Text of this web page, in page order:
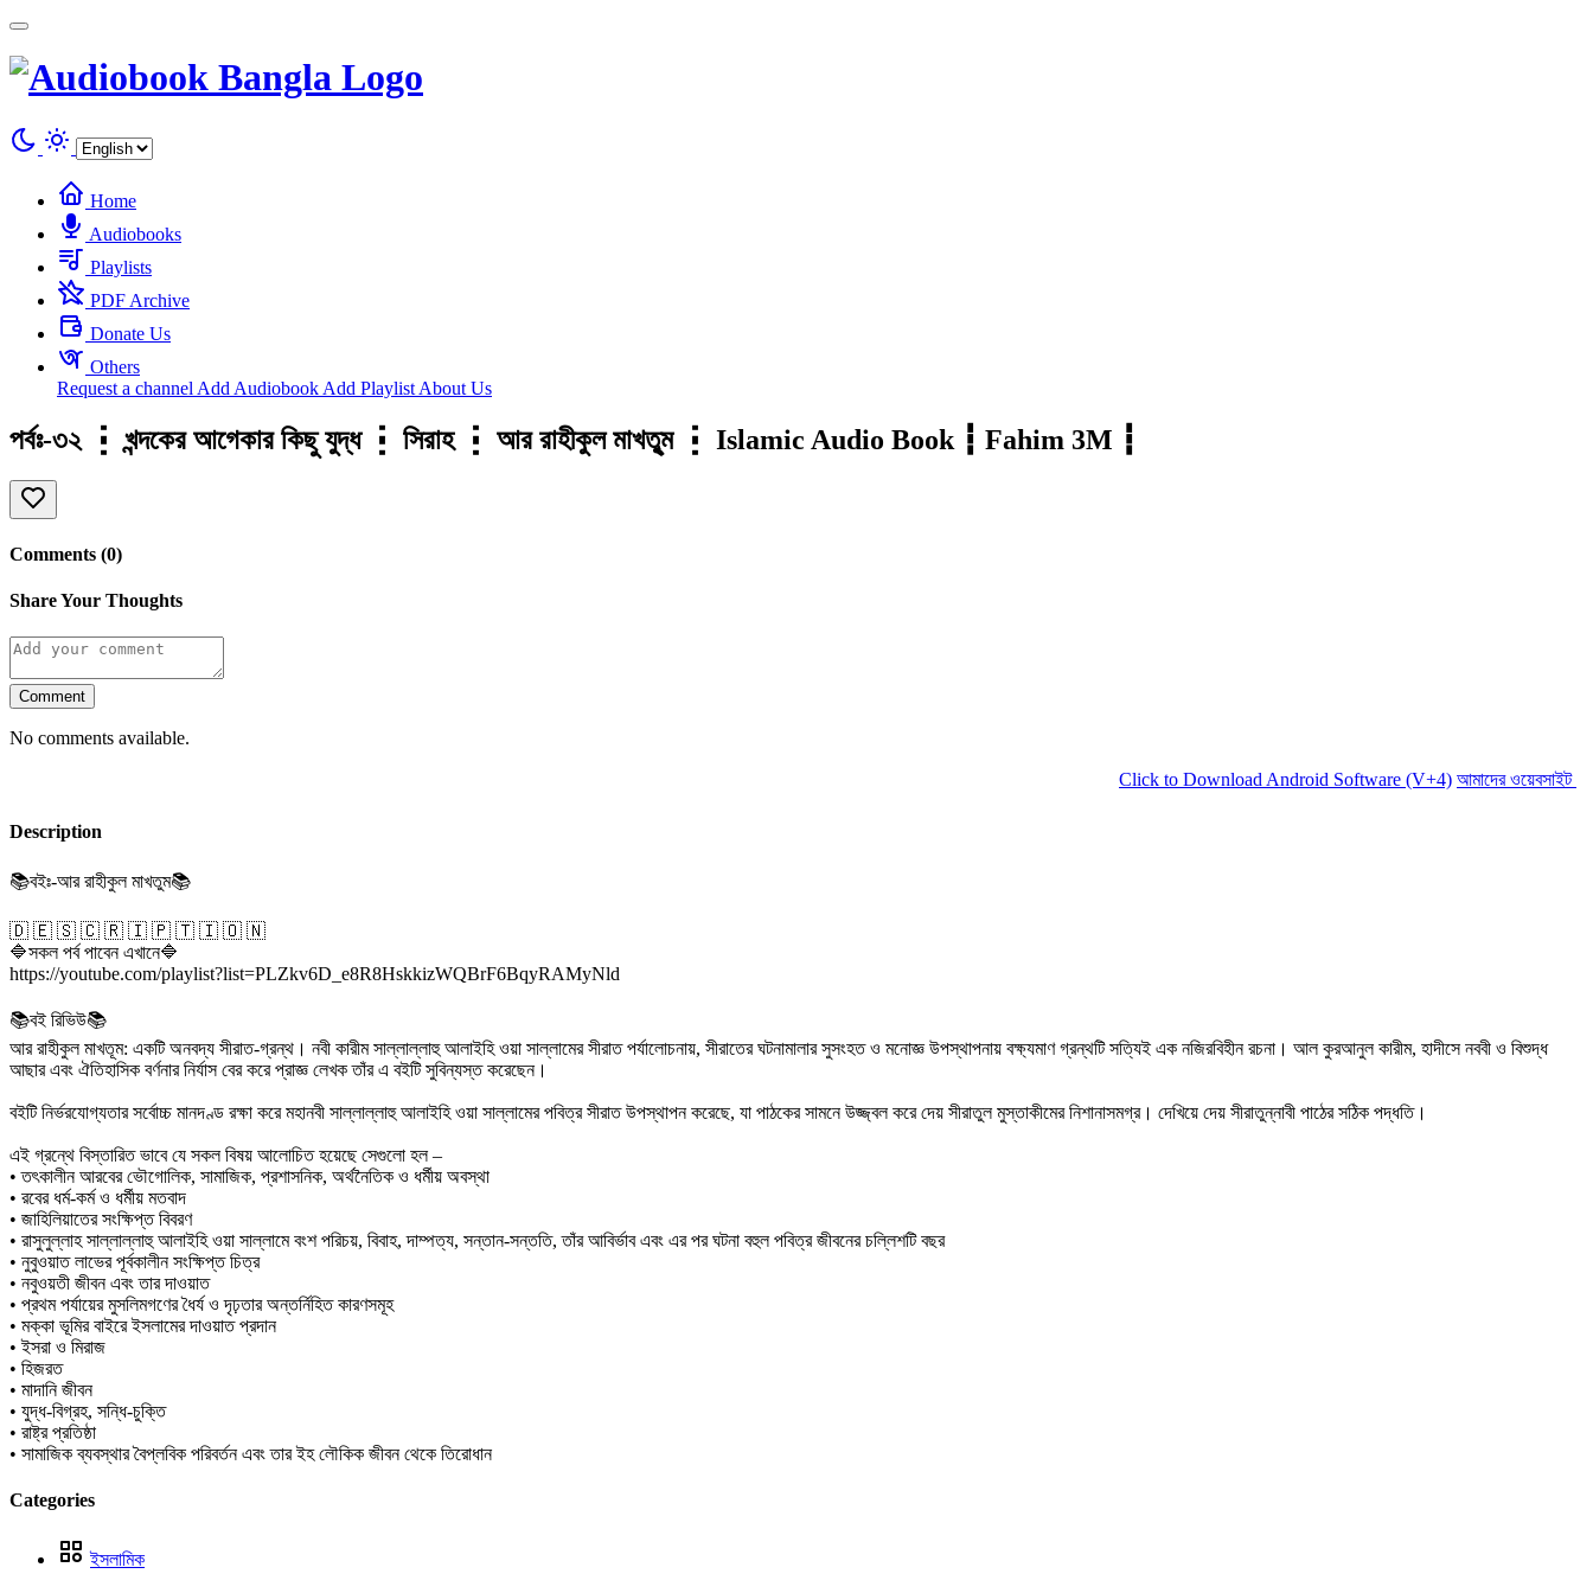
Home
Audiobooks
Playlists
PDF Archive
Donate Us
Others
Request a channel Add Audiobook Add Playlist About Us
পর্বঃ-৩২ ┇ খন্দকের আগেকার কিছু যুদ্ধ ┇ সিরাহ ┇ আর রাহীকুল মাখতুৃম ┇ Islamic Audio Book ┇ Fahim 3M ┇
Comments (0)
Share Your Thoughts
Comment
No comments available.
Click to Download Android Software (V+4) আমাদের ওয়েবসাইট সচল
Description
📚বইঃ-আর রাহীকুল মাখতুম📚
🇩 🇪 🇸 🇨 🇷 🇮 🇵 🇹 🇮 🇴 🇳
🔷সকল পর্ব পাবেন এখানে🔷
https://youtube.com/playlist?list=PLZkv6D_e8R8HskkizWQBrF6BqyRAMyNld
📚বই রিভিউ📚
আর রাহীকুল মাখতূম: একটি অনবদ্য সীরাত-গ্রন্থ। নবী কারীম সাল্লাল্লাহু আলাইহি ওয়া সাল্লামের সীরাত পর্যালোচনায়, সীরাতের ঘটনামালার সুসংহত ও মনোজ্ঞ উপস্থাপনায় বক্ষ্যমাণ গ্রন্থটি সত্যিই এক নজিরবিহীন রচনা। আল কুরআনুল কারীম, হাদীসে নববী ও বিশুদ্ধ
আছার এবং ঐতিহাসিক বর্ণনার নির্যাস বের করে প্রাজ্ঞ লেখক তাঁর এ বইটি সুবিন্যস্ত করেছেন।
বইটি নির্ভরযোগ্যতার সর্বোচ্চ মানদণ্ড রক্ষা করে মহানবী সাল্লাল্লাহু আলাইহি ওয়া সাল্লামের পবিত্র সীরাত উপস্থাপন করেছে, যা পাঠকের সামনে উজ্জ্বল করে দেয় সীরাতুল মুস্তাকীমের নিশানাসমগ্র। দেখিয়ে দেয় সীরাতুন্নাবী পাঠের সঠিক পদ্ধতি।
এই গ্রন্থে বিস্তারিত ভাবে যে সকল বিষয় আলোচিত হয়েছে সেগুলো হল –
• তৎকালীন আরবের ভৌগোলিক, সামাজিক, প্রশাসনিক, অর্থনৈতিক ও ধর্মীয় অবস্থা
• রবের ধর্ম-কর্ম ও ধর্মীয় মতবাদ
• জাহিলিয়াতের সংক্ষিপ্ত বিবরণ
• রাসুলুল্লাহ সাল্লাল্লাহু আলাইহি ওয়া সাল্লামে বংশ পরিচয়, বিবাহ, দাম্পত্য, সন্তান-সন্ততি, তাঁর আবির্ভাব এবং এর পর ঘটনা বহুল পবিত্র জীবনের চল্লিশটি বছর
• নুবুওয়াত লাভের পূর্বকালীন সংক্ষিপ্ত চিত্র
• নবুওয়তী জীবন এবং তার দাওয়াত
• প্রথম পর্যায়ের মুসলিমগণের ধৈর্য ও দৃঢ়তার অন্তর্নিহিত কারণসমূহ
• মক্কা ভূমির বাইরে ইসলামের দাওয়াত প্রদান
• ইসরা ও মিরাজ
• হিজরত
• মাদানি জীবন
• যুদ্ধ-বিগ্রহ, সন্ধি-চুক্তি
• রাষ্ট্র প্রতিষ্ঠা
• সামাজিক ব্যবস্থার বৈপ্লবিক পরিবর্তন এবং তার ইহ লৌকিক জীবন থেকে তিরোধান
Categories
ইসলামিক